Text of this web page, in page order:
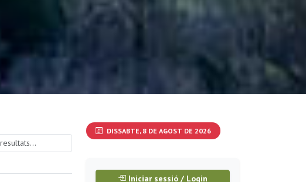
DISSABTE, 8 DE AGOST DE 2026
Iniciar sessió / Login